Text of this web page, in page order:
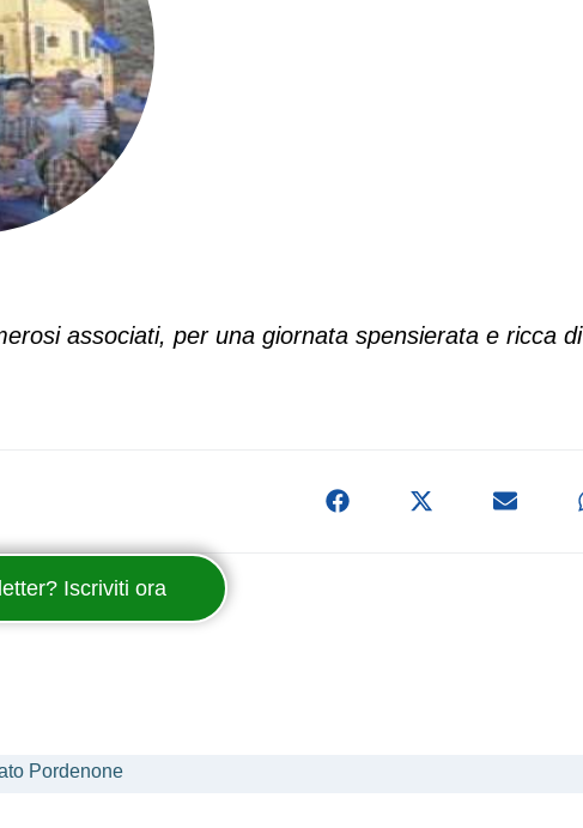
associati, per una giornata spensierata e ricca di
Iscriviti ora
Pordenone